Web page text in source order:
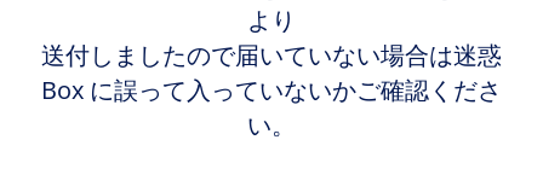
より
送付しましたので届いていない場合は迷惑
Box に誤って入っていないかご確認くださ
い。